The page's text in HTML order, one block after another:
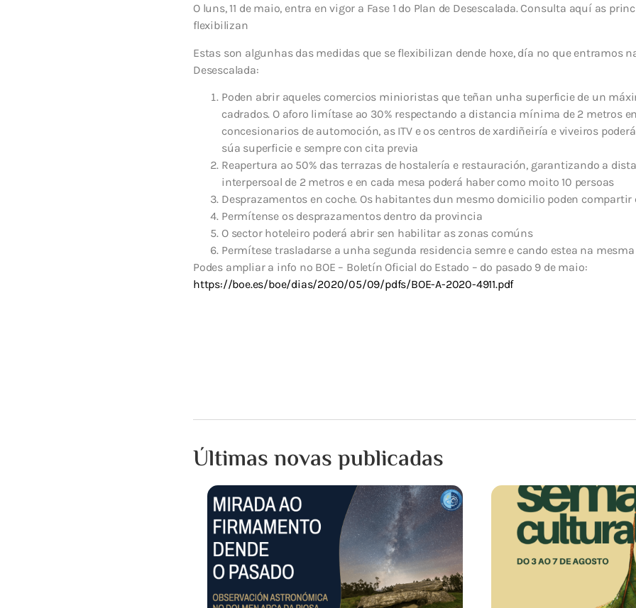
O luns, 11 de maio, entra en vigor a Fase 1 do Plan de Desescalada. Consulta aquí as
flexibilizan
Estas son algunhas das medidas que se flexibilizan dende hoxe, día no que entramos
Desescalada:
Poden abrir aqueles comercios minioristas que teñan unha superficie de un
cadrados. O aforo limítase ao 30% respectando a distancia mínima de 2 metros
concesionarios de automoción, as ITV e os centros de xardiñeiría e viveiros
súa superficie e sempre con cita previa
Reapertura ao 50% das terrazas de hostalería e restauración, garantizando a
interpersoal de 2 metros e en cada mesa poderá haber como moito 10 persoas
Desprazamentos en coche. Os habitantes dun mesmo domicilio poden compartir
Permítense os desprazamentos dentro da provincia
O sector hoteleiro poderá abrir sen habilitar as zonas comúns
Permítese trasladarse a unha segunda residencia semre e cando estea na
Podes ampliar a info no BOE – Boletín Oficial do Estado – do pasado 9 de maio:
https://boe.es/boe/dias/2020/05/09/pdfs/BOE-A-2020-4911.pdf
Últimas novas publicadas
15 XULLO, 2026
Notificación de
programada da
eléctrica
UFD Informa: Estimado/a
efectuar los trabajos de
desarrollo de la red eléctrica